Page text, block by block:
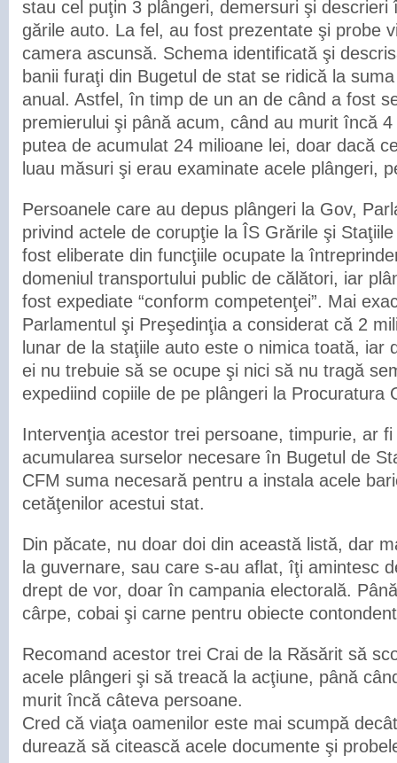
stau cel puţin 3 plângeri, demersuri şi descrieri
gările auto. La fel, au fost prezentate şi probe
camera ascunsă. Schema identificată şi
banii furaţi din Bugetul de stat se ridică la
anual. Astfel, în timp de un an de când a fost
premierului şi până acum, când au murit încă
putea de acumulat 24 milioane lei, doar dacă
luau măsuri şi erau examinate acele plângeri,
Persoanele care au depus plângeri la Gov,
privind actele de corupţie la ÎS Grările şi
fost eliberate din funcţiile ocupate la
domeniul transportului public de călători, iar
fost expediate “conform competenţei”. Mai
Parlamentul şi Preşedinţia a considerat că 2
lunar de la staţiile auto este o nimica toată, iar
ei nu trebuie să se ocupe şi nici să nu tragă
expediind copiile de pe plângeri la Procuratura
Intervenţia acestor trei persoane, timpurie, ar
acumularea surselor necesare în Bugetul de
CFM suma necesară pentru a instala acele
cetăţenilor acestui stat.
Din păcate, nu doar doi din această listă, dar
la guvernare, sau care s-au aflat, îţi amintesc
drept de vor, doar în campania electorală.
cârpe, cobai şi carne pentru obiecte
Recomand acestor trei Crai de la Răsărit să
acele plângeri şi să treacă la acţiune, până
murit încă câteva persoane.
Cred că viaţa oamenilor este mai scumpă
durează să citească acele documente şi